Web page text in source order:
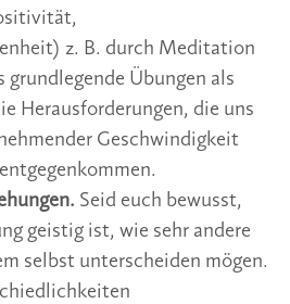
z. B. durch Meditation
grundlegende Übungen als
Herausforderungen, die uns
Geschwindigkeit
Seid euch bewusst,
geistig ist, wie sehr andere
selbst unterscheiden mögen.